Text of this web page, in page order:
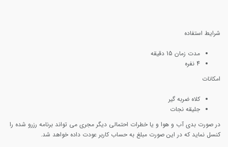
شرایط استفاده
مدت زمان 15 دقیقه
4 نفره
امکانات
کلاه ضربه گیر
جلیقه نجات
در صورت بدی آب و هوا و یا خطرات احتمالی دیگر مجری می تواند برنامه رزرو شده را
کنسل نماید که در این صورت مبلغ به حساب کاربر عودت داده خواهد شد.